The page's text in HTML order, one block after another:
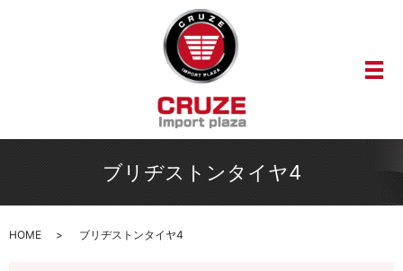
メ
ブリヂストンタイヤ4
HOME ブリヂストンタイヤ4